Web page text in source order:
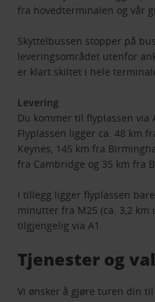
fra hovedterminalen og vår
Skyttelbussen stopper på
leveringsområdet utenfor
er klart skiltet i hele
Levering
Du kommer til flyplassen via
Flyplassen ligger ca. 48 km
Keynes, 145 km fra
fra Cambridge og 35 km fra
I tillegg ligger flyplassen
minutter fra M25 (ca. 3,2
tilgjengelig via A1.
Tjenester og
Vi ønsker å gjøre turen din